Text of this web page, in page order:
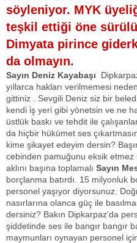
söyleniyor. MYK
teşkil ettiği öne
Dimyata pirince
da olmayın.
Sayın Deniz Kayabaşı
yıllarca hakları verilmemesi
gittiniz . Sevgili Deniz siz bir
kendi iş yeri gibi yönetsin ve ne
üstlük baskı ve tehdit ile
da hiçbir hükümet ses
kime şikayet edeyim dersin?
cebinden pamuğunu eksik
aklını başına toplamalı Sayın
borçlanma batırdı. 15 milyonluk
personel yaşıyor diyorsunuz.
nasırlarına olanca güç ile
dersiniz? Bakın Dipkarpaz’da
şiddetinde ses ile bangır bangır
maymunları oynayan personel